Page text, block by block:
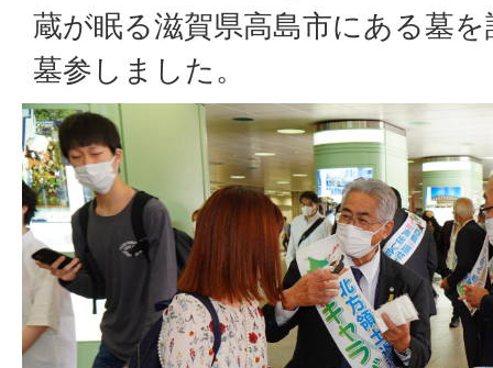
蔵が眠る滋賀県高島市にある墓
墓参しました。